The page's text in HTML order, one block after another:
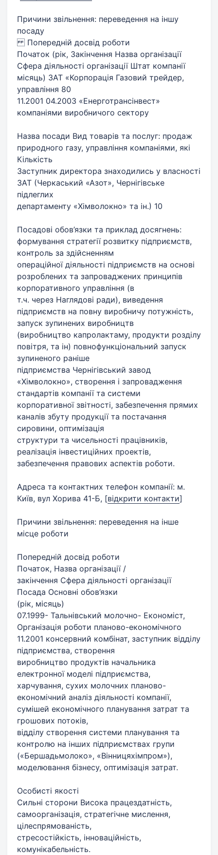
Причини звільнення: переведення на іншу
посаду
Попередній досвід роботи
Початок (рік, Закінчення Назва організації
Сфера діяльності організації Штат компанії
місяць) ЗАТ «Корпорація Газовий трейдер,
управління 80
11.2001 04.2003 «Енерготрансінвест»
компаніями виробничого сектору
Назва посади Вид товарів та послуг: продаж
природного газу, управління компаніями, які
Кількість
Заступник директора знаходились у власності
ЗАТ (Черкаський «Азот», Чернігівське
підлеглих
департаменту «Хімволокно» та ін.) 10
Посадові обов’язки та приклад досягнень:
формування стратегії розвитку підприємств,
контроль за здійсненням
операційної діяльності підприємств на основі
розроблених та запроваджених принципів
корпоративного управління (в
т.ч. через Наглядові ради), виведення
підприємств на повну виробничу потужність,
запуск зупинених виробництв
(виробництво капролактаму, продукти розділу
повітря, та ін) повнофункціональний запуск
зупиненого раніше
підприємства Чернігівський завод
«Хімволокно», створення і запровадження
стандартів компанії та системи
корпоративної звітності, забезпечення прямих
каналів збуту продукції та постачання
сировини, оптимізація
структури та чисельності працівників,
реалізація інвестиційних проектів,
забезпечення правових аспектів роботи.
Адреса та контактних телефон компанії: м.
Київ, вул Хорива 41-Б, [відкрити контакти]
Причини звільнення: переведення на інше
місце роботи
Попередній досвід роботи
Початок, Назва організації /
закінчення Сфера діяльності організації
Посада Основні обов’язки
(рік, місяць)
07.1999- Тальнівський молочно- Економіст,
Організація роботи планово-економічного
11.2001 консервний комбінат, заступник відділу
підприємства, створення
виробництво продуктів начальника
електронної моделі підприємства,
харчування, сухих молочних планово-
економічний аналіз діяльності компанії,
сумішей економічного планування затрат та
грошових потоків,
відділу створення системи планування та
контролю на інших підприємствах групи
(«Бершадьмолоко», «Вінницяхімпром»),
моделювання бізнесу, оптимізація затрат.
Особисті якості
Сильні сторони Висока працездатність,
самоорганізація, стратегічне мислення,
цілеспрямованість,
стресостійкість, інноваційність,
комунікабельність.